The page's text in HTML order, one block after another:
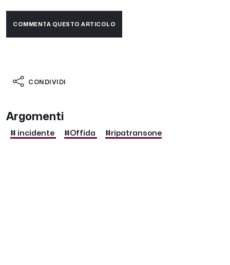
COMMENTA QUESTO ARTICOLO
CONDIVIDI
Argomenti
# incidente #Offida #ripatransone